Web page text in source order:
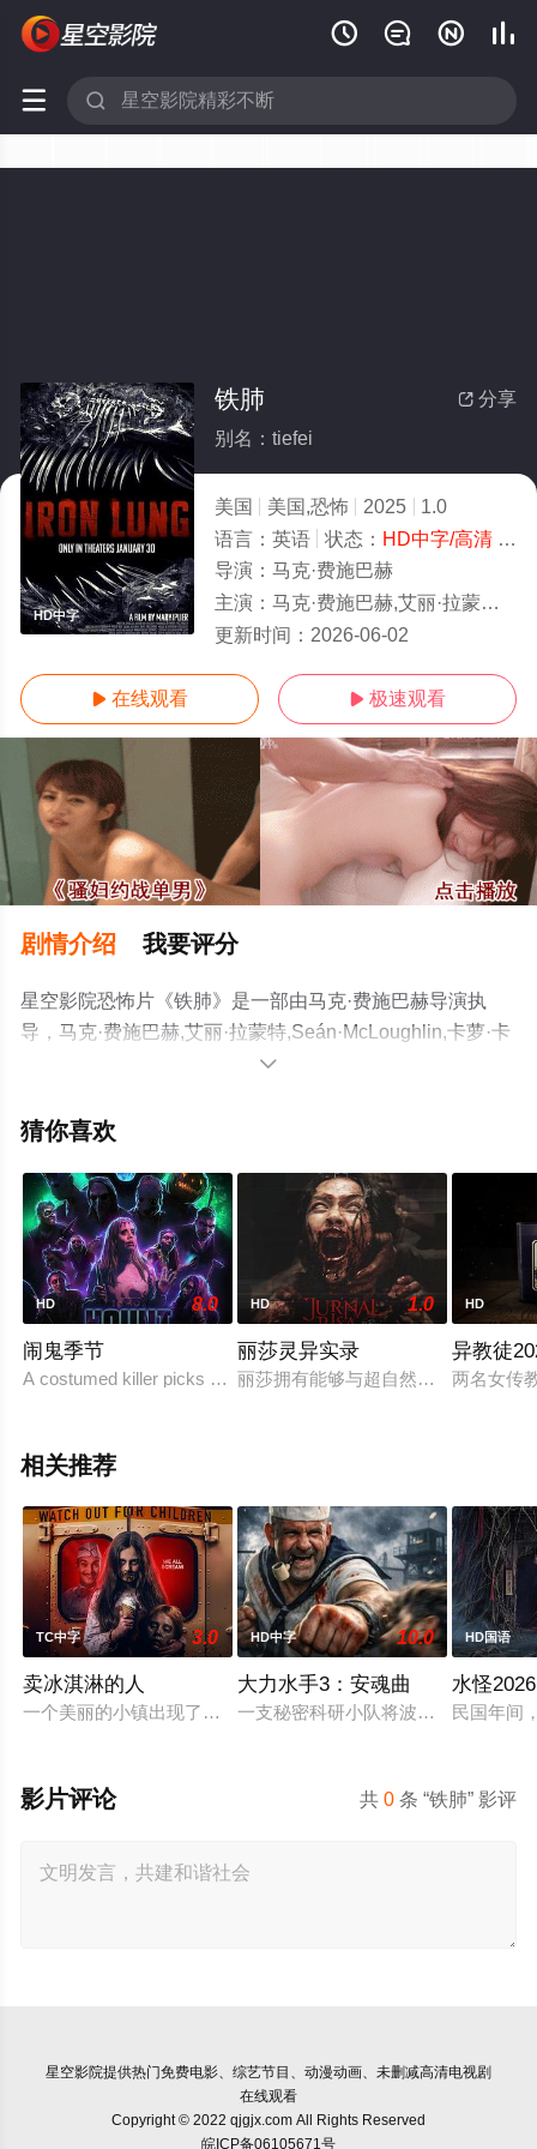
   
 
HD中字
 分享
铁肺
别名：tiefei
美国 美国,恐怖 2025
1.0
语言： 英语 状态： HD中字/高清- 免费在线观看
导演： 马克·费施巴赫
主演： 马克·费施巴赫,艾丽·拉蒙特,Seán·McLoughlin,卡萝·卡普兰,Isaac·McKee,Kazuk
更新时间： 2026-06-02
 在线观看  极速观看
剧情介绍 我要评分
星空影院恐怖片《铁肺》是一部由马克·费施巴赫导演执
导，马克·费施巴赫,艾丽·拉蒙特,Seán·McLoughlin,卡萝·卡
普兰,Isaac·McKee,Kazuki·Jalal等明星演员精彩演绎的美国
电影网，更多相关信息可移步至豆瓣电影、电视猫或剧情

猜你喜欢
HD 8.0
闹鬼季节
A costumed killer picks off cast members of a Halloween haunt
HD 1.0
丽莎灵异实录
丽莎拥有能够与超自然生物交流的超
HD
异教徒
两名女传
相关推荐
TC中字 3.0
卖冰淇淋的人
一个美丽的小镇出现了一位神秘的冰淇淋小贩，他所供应的美
HD中字 10.0
大力水手3：安魂曲
一支秘密科研小队将波派囚禁在地下
HD国语
水怪2026
民国年间
共0 条 “铁肺” 影评
影片评论
星空影院提供热门免费电影、综艺节目、动漫动画、未删减高清电视剧
在线观看
Copyright © 2022 qjgjx.com All Rights Reserved
皖ICP备06105671号